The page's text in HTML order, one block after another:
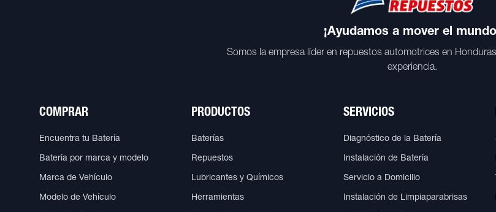
¡Ayudamos a mover el
Somos la empresa líder en repuestos automotrices en
experiencia.
COMPRAR
Encuentra tu Batería
Batería por marca y modelo
Marca de Vehículo
Modelo de Vehículo
PRODUCTOS
Baterías
Repuestos
Lubricantes y Químicos
Herramientas
SERVICIOS
Diagnóstico de la Batería
Instalación de Batería
Servicio a Domicilio
Instalación de Limpiaparabrisas